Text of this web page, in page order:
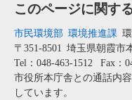
このページに関す
市民環境部 環境推進課
〒351-8501
埼玉県朝霞市
Tel：048-463-1512
Fax：
市役所本庁舎との通話内
しています。